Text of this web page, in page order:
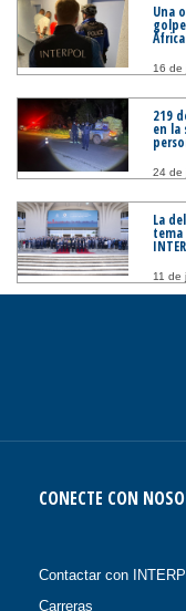
Una
16 de
219
en la
24 de
La
tema
11 de
CONECTE CON
Contactar con
Carreras